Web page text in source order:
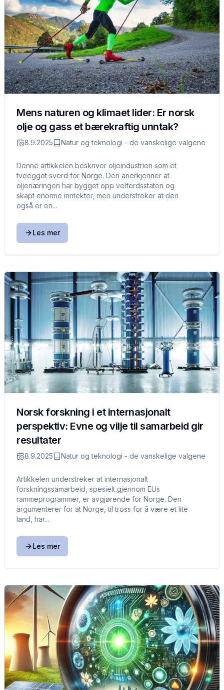
Mens naturen og klimaet lider: Er norsk
olje og gass et bærekraftig unntak?
8.9.2025 Natur og teknologi - de vanskelige valgene
Denne artikkelen beskriver oljeindustrien som et
tveegget sverd for Norge. Den anerkjenner at
oljenæringen har bygget opp velferdsstaten og
skapt enorme inntekter, men understreker at den
også er en...
Les mer
Norsk forskning i et internasjonalt
perspektiv: Evne og vilje til samarbeid gir
resultater
8.9.2025 Natur og teknologi - de vanskelige valgene
Artikkelen understreker at internasjonalt
forskningssamarbeid, spesielt gjennom EUs
rammeprogrammer, er avgjørende for Norge. Den
argumenterer for at Norge, til tross for å være et lite
land, har...
Les mer